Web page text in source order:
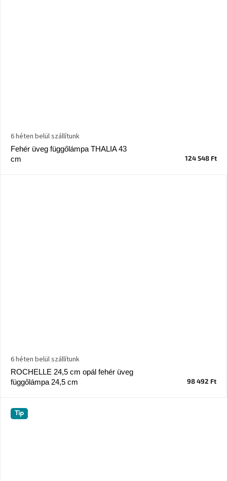
Fehér üveg függőlámpa THALIA 43
cm
6 héten belül szállítunk
124 548 Ft
ROCHELLE 24,5 cm opál fehér üveg
függőlámpa 24,5 cm
6 héten belül szállítunk
98 492 Ft
Tip